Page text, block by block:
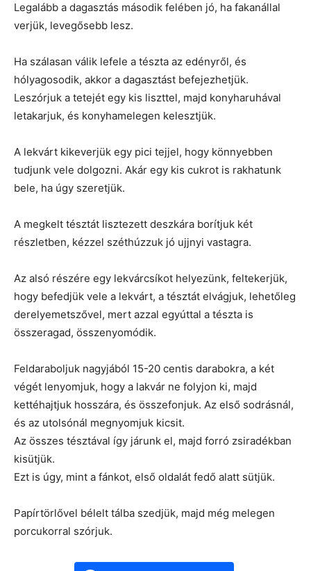
Legalább a dagasztás második felében jó, ha fakanállal
verjük, levegősebb lesz.
Ha szálasan válik lefele a tészta az edényről, és
hólyagosodik, akkor a dagasztást befejezhetjük.
Leszórjuk a tetejét egy kis liszttel, majd konyharuhával
letakarjuk, és konyhamelegen kelesztjük.
A lekvárt kikeverjük egy pici tejjel, hogy könnyebben
tudjunk vele dolgozni. Akár egy kis cukrot is rakhatunk
bele, ha úgy szeretjük.
A megkelt tésztát lisztezett deszkára borítjuk két
részletben, kézzel széthúzzuk jó ujjnyi vastagra.
Az alsó részére egy lekvárcsíkot helyezünk, feltekerjük,
hogy befedjük vele a lekvárt, a tésztát elvágjuk, lehetőleg
derelyemetszővel, mert azzal egyúttal a tészta is
összeragad, összenyomódik.
Feldaraboljuk nagyjából 15-20 centis darabokra, a két
végét lenyomjuk, hogy a lakvár ne folyjon ki, majd
kettéhajtjuk hosszára, és összefonjuk. Az első sodrásnál,
és az utolsónál megnyomjuk kicsit.
Az összes tésztával így járunk el, majd forró zsiradékban
kisütjük.
Ezt is úgy, mint a fánkot, első oldalát fedő alatt sütjük.
Papírtörlővel bélelt tálba szedjük, majd még melegen
porcukorral szórjuk.